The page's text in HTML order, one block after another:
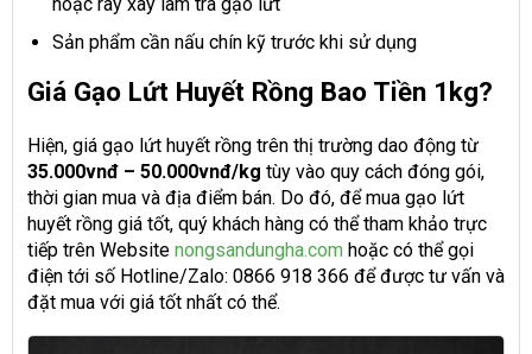
Sản phẩm cần nấu chín kỹ trước khi sử dụng
Giá Gạo Lứt Huyết Rồng Bao Tiền 1kg?
Hiện, giá gạo lứt huyết rồng trên thị trường dao động từ
35.000vnđ – 50.000vnđ/kg tùy vào quy cách đóng gói,
thời gian mua và địa điểm bán. Do đó, để mua gạo lứt
huyết rồng giá tốt, quý khách hàng có thể tham khảo trực
tiếp trên Website nongsandungha.com hoặc có thể gọi
điện tới số Hotline/Zalo: 0866 918 366 để được tư vấn và
đặt mua với giá tốt nhất có thể.